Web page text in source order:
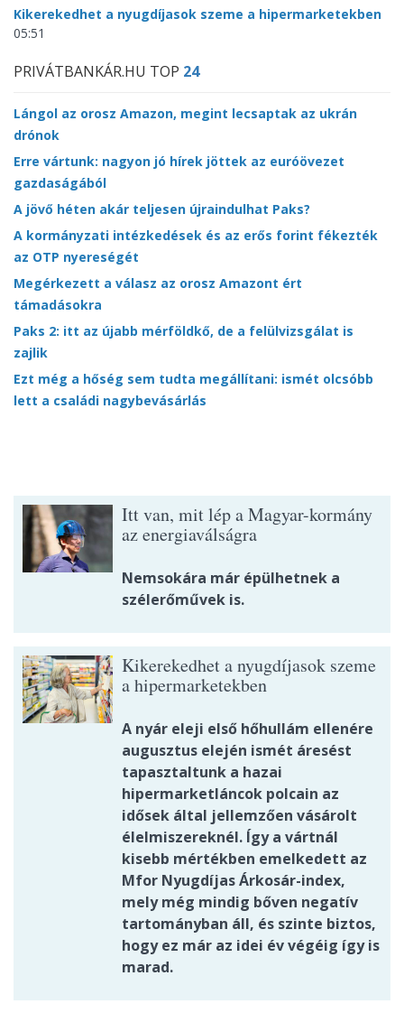
Kikerekedhet a nyugdíjasok szeme a hipermarketekben
05:51
PRIVÁTBANKÁR.HU TOP 24
Lángol az orosz Amazon, megint lecsaptak az ukrán
drónok
Erre vártunk: nagyon jó hírek jöttek az euróövezet
gazdaságából
A jövő héten akár teljesen újraindulhat Paks?
A kormányzati intézkedések és az erős forint fékezték
az OTP nyereségét
Megérkezett a válasz az orosz Amazont ért
támadásokra
Paks 2: itt az újabb mérföldkő, de a felülvizsgálat is
zajlik
Ezt még a hőség sem tudta megállítani: ismét olcsóbb
lett a családi nagybevásárlás
Itt van, mit lép a Magyar-kormány
az energiaválságra
Nemsokára már épülhetnek a
szélerőművek is.
Kikerekedhet a nyugdíjasok szeme
a hipermarketekben
A nyár eleji első hőhullám ellenére
augusztus elején ismét áresést
tapasztaltunk a hazai
hipermarketláncok polcain az
idősek által jellemzően vásárolt
élelmiszereknél. Így a vártnál
kisebb mértékben emelkedett az
Mfor Nyugdíjas Árkosár-index,
mely még mindig bőven negatív
tartományban áll, és szinte biztos,
hogy ez már az idei év végéig így is
marad.